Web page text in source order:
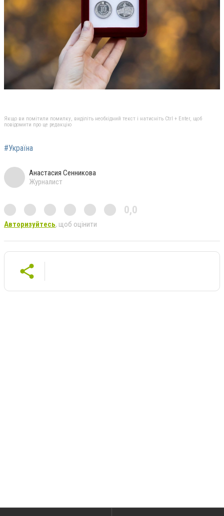
Якщо ви помітили помилку, виділіть необхідний текст і натисніть Ctrl + Enter, щоб
повідомити про це редакцію
#Україна
Анастасия Сенникова
Журналист
0,0
Авторизуйтесь, щоб оцінити